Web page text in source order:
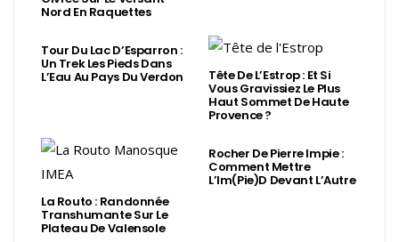
Nord En Raquettes
Tour Du Lac D’Esparron :
Un Trek Les Pieds Dans
L’Eau Au Pays Du Verdon Tête De L’Estrop : Et Si
Vous Gravissiez Le Plus
Haut Sommet De Haute
Provence ?
La Routo : Randonnée
Transhumante Sur Le
Plateau De Valensole
Rocher De Pierre Impie :
Comment Mettre
L’Im(Pie)d Devant L’Autre